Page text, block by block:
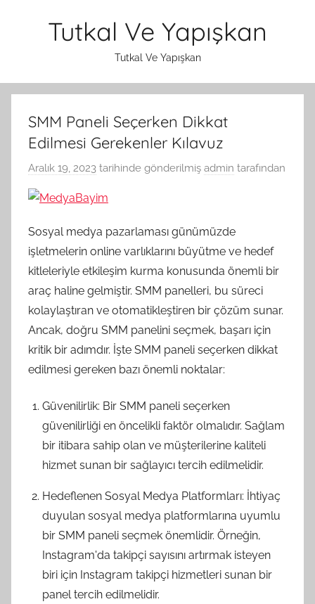
Tutkal Ve Yapışkan
Tutkal Ve Yapışkan
SMM Paneli Seçerken Dikkat
Edilmesi Gerekenler Kılavuz
Aralık 19, 2023 tarihinde gönderilmiş admin tarafından
Sosyal medya pazarlaması günümüzde
işletmelerin online varlıklarını büyütme ve hedef
kitleleriyle etkileşim kurma konusunda önemli bir
araç haline gelmiştir. SMM panelleri, bu süreci
kolaylaştıran ve otomatikleştiren bir çözüm sunar.
Ancak, doğru SMM panelini seçmek, başarı için
kritik bir adımdır. İşte SMM paneli seçerken dikkat
edilmesi gereken bazı önemli noktalar:
Güvenilirlik: Bir SMM paneli seçerken
güvenilirliği en öncelikli faktör olmalıdır. Sağlam
bir itibara sahip olan ve müşterilerine kaliteli
hizmet sunan bir sağlayıcı tercih edilmelidir.
Hedeflenen Sosyal Medya Platformları: İhtiyaç
duyulan sosyal medya platformlarına uyumlu
bir SMM paneli seçmek önemlidir. Örneğin,
Instagram'da takipçi sayısını artırmak isteyen
biri için Instagram takipçi hizmetleri sunan bir
panel tercih edilmelidir.